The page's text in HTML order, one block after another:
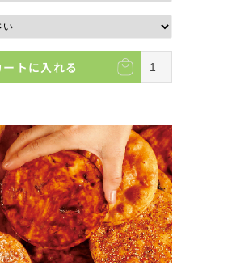
ートに入れる